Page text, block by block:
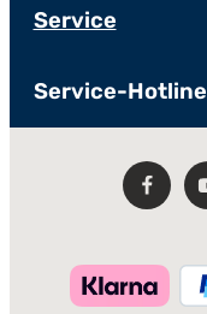
Service
Service-Hotline